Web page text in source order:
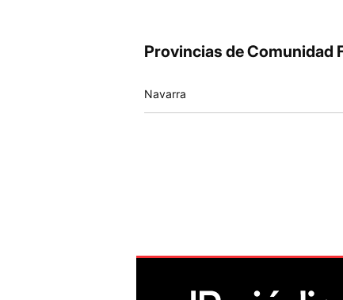
Provincias de Comunidad
Navarra